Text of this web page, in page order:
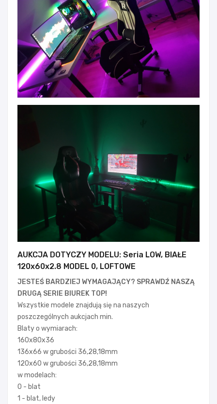
AUKCJA DOTYCZY MODELU: Seria LOW, BIAŁE
120x60x2.8 MODEL 0, LOFTOWE
JESTEŚ BARDZIEJ WYMAGAJĄCY? SPRAWDŹ NASZĄ
DRUGĄ SERIE BIUREK TOP!
Wszystkie modele znajdują się na naszych
poszczególnych aukcjach min.
Blaty o wymiarach:
160x80x36
136x66 w grubości 36,28,18mm
120x60 w grubości 36,28,18mm
w modelach:
0 - blat
1 - blat, ledy